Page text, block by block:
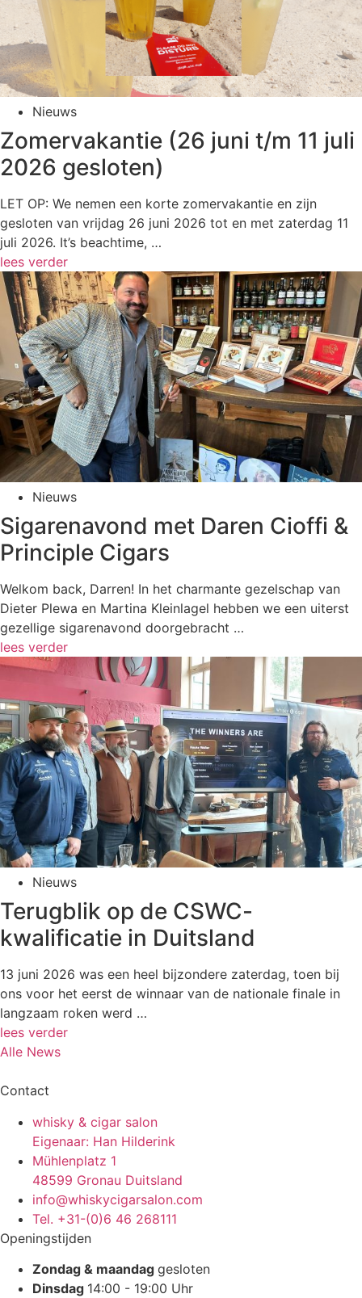
Nieuws
Zomervakantie (26 juni t/m 11 juli
2026 gesloten)
LET OP: We nemen een korte zomervakantie en zijn
gesloten van vrijdag 26 juni 2026 tot en met zaterdag 11
juli 2026. It’s beachtime, …
lees verder
Nieuws
Sigarenavond met Daren Cioffi &
Principle Cigars
Welkom back, Darren! In het charmante gezelschap van
Dieter Plewa en Martina Kleinlagel hebben we een uiterst
gezellige sigarenavond doorgebracht …
lees verder
Nieuws
Terugblik op de CSWC-
kwalificatie in Duitsland
13 juni 2026 was een heel bijzondere zaterdag, toen bij
ons voor het eerst de winnaar van de nationale finale in
langzaam roken werd …
lees verder
Alle News
Contact
whisky & cigar salon
Eigenaar: Han Hilderink
Mühlenplatz 1
48599 Gronau Duitsland
info@whiskycigarsalon.com
Tel. +31-(0)6 46 268111
Openingstijden
Zondag & maandag gesloten
Dinsdag 14:00 - 19:00 Uhr